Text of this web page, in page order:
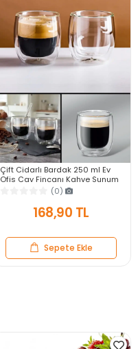
Çift Cidarlı Bardak 250 ml Ev
Ofis Çay Fincanı Kahve Sunum
Bardağı Dayanıklı Kupa Cam
(0)
168,90 TL
Sepete Ekle